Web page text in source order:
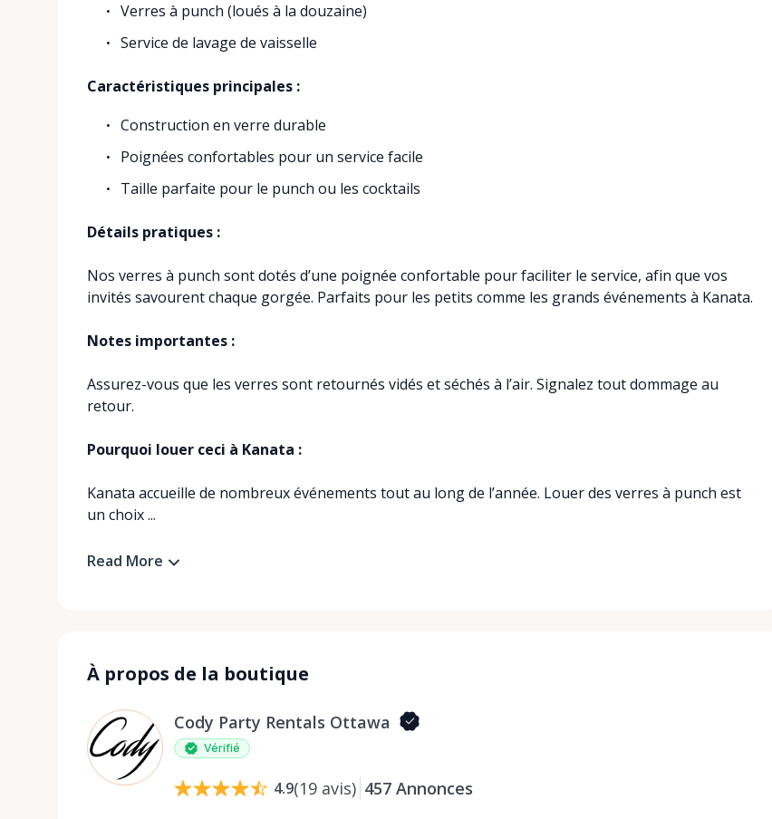
Verres à punch (loués à la douzaine)
Service de lavage de vaisselle
Caractéristiques principales :
Construction en verre durable
Poignées confortables pour un service facile
Taille parfaite pour le punch ou les cocktails
Détails pratiques :
Nos verres à punch sont dotés d’une poignée confortable pour faciliter le service, afin que vos
invités savourent chaque gorgée. Parfaits pour les petits comme les grands événements à Kanata.
Notes importantes :
Assurez-vous que les verres sont retournés vidés et séchés à l’air. Signalez tout dommage au
retour.
Pourquoi louer ceci à Kanata :
Kanata accueille de nombreux événements tout au long de l’année. Louer des verres à punch est
un choix ...
Read More
À propos de la boutique
Cody Party Rentals Ottawa
Vérifié
4.9(19 avis) 457 Annonces